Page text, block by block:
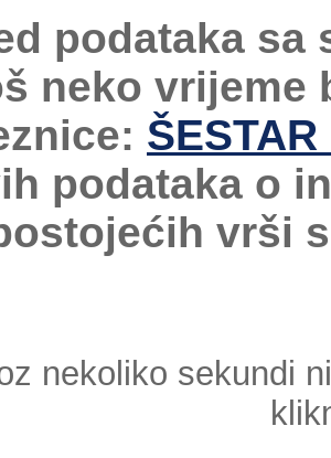
podataka sa
neko vrijeme
podataka o
vrši
nekoliko sekundi